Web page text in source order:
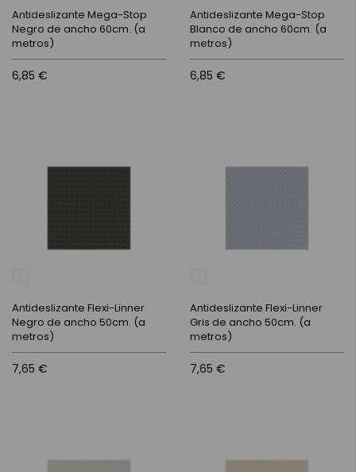
Antideslizante Mega-Stop
Negro de ancho 60cm. (a
metros)
6,85 €
Antideslizante Mega-Stop
Blanco de ancho 60cm. (a
metros)
6,85 €
Antideslizante Flexi-Linner
Negro de ancho 50cm. (a
metros)
7,65 €
Antideslizante Flexi-Linner
Gris de ancho 50cm. (a
metros)
7,65 €